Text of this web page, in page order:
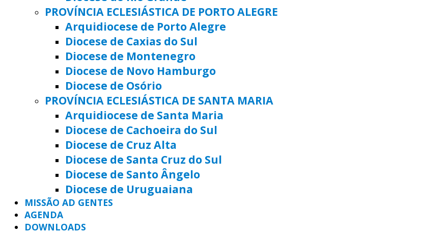
PROVÍNCIA ECLESIÁSTICA DE PORTO ALEGRE
Arquidiocese de Porto Alegre
Diocese de Caxias do Sul
Diocese de Montenegro
Diocese de Novo Hamburgo
Diocese de Osório
PROVÍNCIA ECLESIÁSTICA DE SANTA MARIA
Arquidiocese de Santa Maria
Diocese de Cachoeira do Sul
Diocese de Cruz Alta
Diocese de Santa Cruz do Sul
Diocese de Santo Ângelo
Diocese de Uruguaiana
MISSÃO AD GENTES
AGENDA
DOWNLOADS